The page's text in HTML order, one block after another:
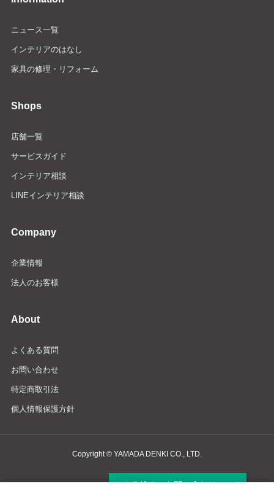
ニュース一覧
インテリアのはなし
家具の修理・リフォーム
Shops
店舗一覧
サービスガイド
インテリア相談
LINEインテリア相談
Company
企業情報
法人のお客様
About
よくある質問
お問い合わせ
特定商取引法
個人情報保護方針
Copyright © YAMADA DENKI CO., LTD.
商品検索・お問い合わせ